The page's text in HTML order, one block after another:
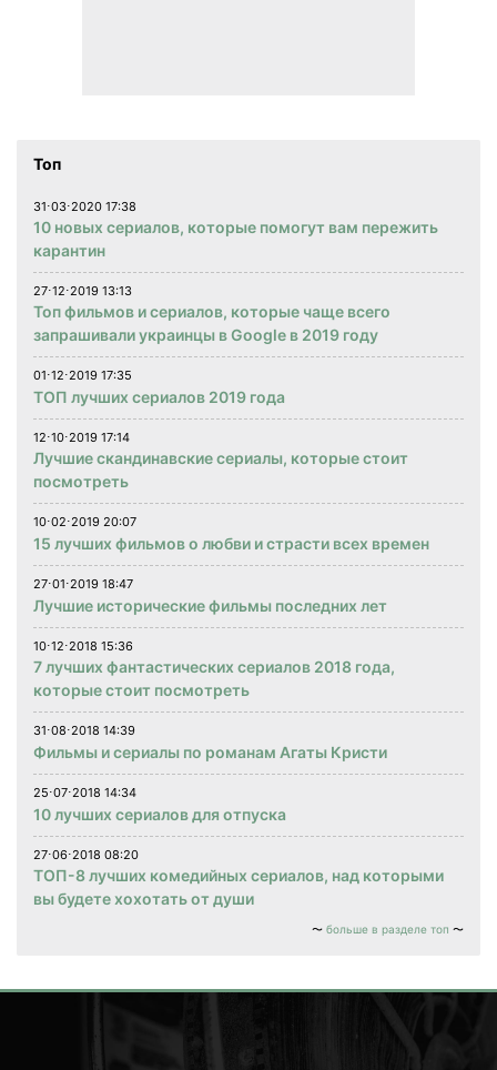
Топ
31⋅03⋅2020 17:38
10 новых сериалов, которые помогут вам пережить
карантин
27⋅12⋅2019 13:13
Топ фильмов и сериалов, которые чаще всего
запрашивали украинцы в Google в 2019 году
01⋅12⋅2019 17:35
ТОП лучших сериалов 2019 года
12⋅10⋅2019 17:14
Лучшие скандинавские сериалы, которые стоит
посмотреть
10⋅02⋅2019 20:07
15 лучших фильмов о любви и страсти всех времен
27⋅01⋅2019 18:47
Лучшие исторические фильмы последних лет
10⋅12⋅2018 15:36
7 лучших фантастических сериалов 2018 года,
которые стоит посмотреть
31⋅08⋅2018 14:39
Фильмы и сериалы по романам Агаты Кристи
25⋅07⋅2018 14:34
10 лучших сериалов для отпуска
27⋅06⋅2018 08:20
ТОП-8 лучших комедийных сериалов, над которыми
вы будете хохотать от души
больше в разделе топ